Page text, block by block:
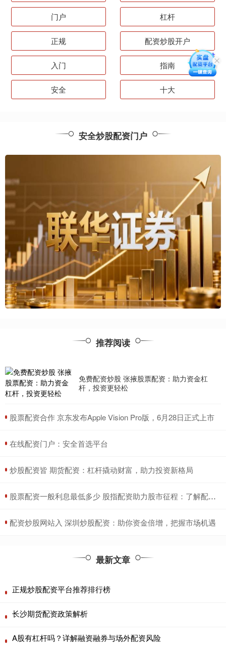
门户 杠杆
正规 配资炒股开户
入门 指南
安全 十大
安全炒股配资门户
推荐阅读
免费配资炒股 张掖股票配资：助力资金杠
杆，投资更轻松
​股票配资合作 京东发布Apple Vision Pro版，6月28日正式上市
​在线配资门户：安全首选平台
​炒股配资皆 期货配资：杠杆撬动财富，助力投资新格局
​股票配资一般利息最低多少 股指配资助力股市征程：了解配资类型，把握投资机遇
​配资炒股网站入 深圳炒股配资：助你资金倍增，把握市场机遇
最新文章
正规炒股配资平台推荐排行榜
长沙期货配资政策解析
A股有杠杆吗？详解融资融券与场外配资风险